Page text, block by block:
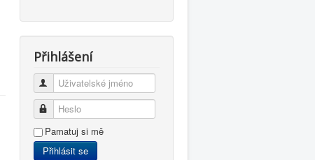
Přihlášení
Uživatelské jméno
Heslo
Pamatuj si mě
Přihlásit se